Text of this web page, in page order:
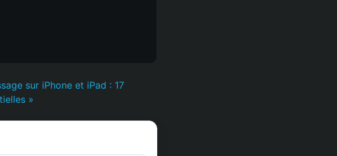
sur iPhone et iPad : 17
»